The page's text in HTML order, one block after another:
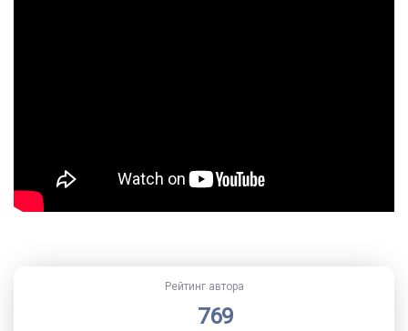
Рейтинг автора
769